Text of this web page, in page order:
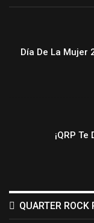
Día De La Mujer
¡QRP
QUARTER ROCK